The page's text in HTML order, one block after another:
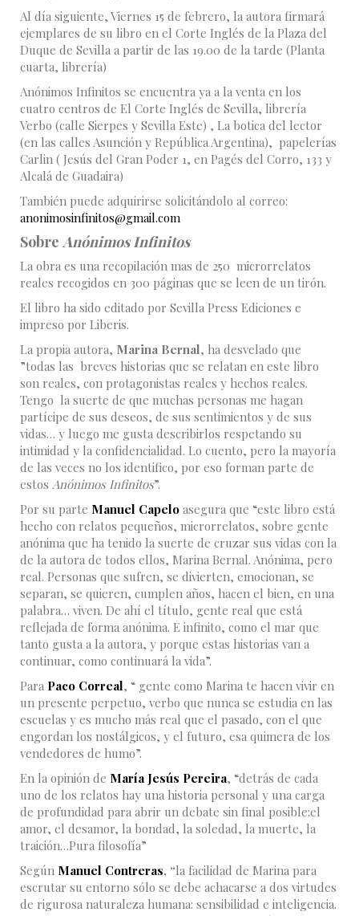
Al día siguiente, Viernes 15 de febrero, la autora firmará
ejemplares de su libro en el Corte Inglés de la Plaza del
Duque de Sevilla a partir de las 19.00 de la tarde (Planta
cuarta, librería)
Anónimos Infinitos se encuentra ya a la venta en los
cuatro centros de El Corte Inglés de Sevilla, librería
Verbo (calle Sierpes y Sevilla Este) , La botica del lector
(en las calles Asunción y República Argentina), papelerías
Carlin ( Jesús del Gran Poder 1, en Pagés del Corro, 133 y
Alcalá de Guadaira)
También puede adquirirse solicitándolo al correo:
anonimosinfinitos@gmail.com
Sobre Anónimos Infinitos
La obra es una recopilación mas de 250 microrrelatos
reales recogidos en 300 páginas que se leen de un tirón.
El libro ha sido editado por Sevilla Press Ediciones e
impreso por Liberis.
La propia autora, Marina Bernal, ha desvelado que
”todas las breves historias que se relatan en este libro
son reales, con protagonistas reales y hechos reales.
Tengo la suerte de que muchas personas me hagan
partícipe de sus deseos, de sus sentimientos y de sus
vidas… y luego me gusta describirlos respetando su
intimidad y la confidencialidad. Lo cuento, pero la mayoría
de las veces no los identifico, por eso forman parte de
estos Anónimos Infinitos”.
Por su parte Manuel Capelo asegura que “este libro está
hecho con relatos pequeños, microrrelatos, sobre gente
anónima que ha tenido la suerte de cruzar sus vidas con la
de la autora de todos ellos, Marina Bernal. Anónima, pero
real. Personas que sufren, se divierten, emocionan, se
separan, se quieren, cumplen años, hacen el bien, en una
palabra… viven. De ahí el título, gente real que está
reflejada de forma anónima. E infinito, como el mar que
tanto gusta a la autora, y porque estas historias van a
continuar, como continuará la vida”.
Para Paco Correal, “ gente como Marina te hacen vivir en
un presente perpetuo, verbo que nunca se estudia en las
escuelas y es mucho más real que el pasado, con el que
engordan los nostálgicos, y el futuro, esa quimera de los
vendedores de humo”.
En la opinión de María Jesús Pereira, “detrás de cada
uno de los relatos hay una historia personal y una carga
de profundidad para abrir un debate sin final posible:el
amor, el desamor, la bondad, la soledad, la muerte, la
traición…Pura filosofía”
Según Manuel Contreras, “la facilidad de Marina para
escrutar su entorno sólo se debe achacarse a dos virtudes
de rigurosa naturaleza humana: sensibilidad e inteligencia.